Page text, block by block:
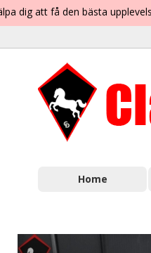
dig att få den bästa
Home